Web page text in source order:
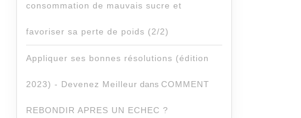
consommation de mauvais sucre et
favoriser sa perte de poids (2/2)
Appliquer ses bonnes résolutions (édition
2023) - Devenez Meilleur dans COMMENT
REBONDIR APRES UN ECHEC ?